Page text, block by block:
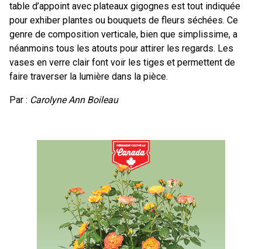
table d’appoint avec plateaux gigognes est tout indiquée
pour exhiber plantes ou bouquets de fleurs séchées. Ce
genre de composition verticale, bien que simplissime, a
néanmoins tous les atouts pour attirer les regards. Les
vases en verre clair font voir les tiges et permettent de
faire traverser la lumière dans la pièce.
Par : Carolyne Ann Boileau